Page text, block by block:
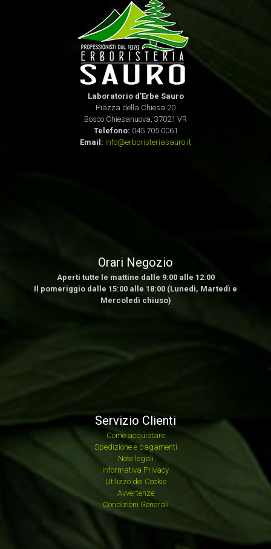
Laboratorio d'Erbe Sauro
Piazza della Chiesa 20
Bosco Chiesanuova, 37021 VR
Telefono: 045 705 0061
Email: info@erboristeriasauro.it
Orari Negozio
Aperti tutte le mattine dalle 9:00 alle 12:00
Il pomeriggio dalle 15:00 alle 18:00 (Lunedì, Martedì e
Mercoledì chiuso)
Servizio Clienti
Come acquistare
Spedizione e pagamenti
Note legali
Informativa Privacy
Utilizzo dei Cookie
Avvertenze
Condizioni Generali